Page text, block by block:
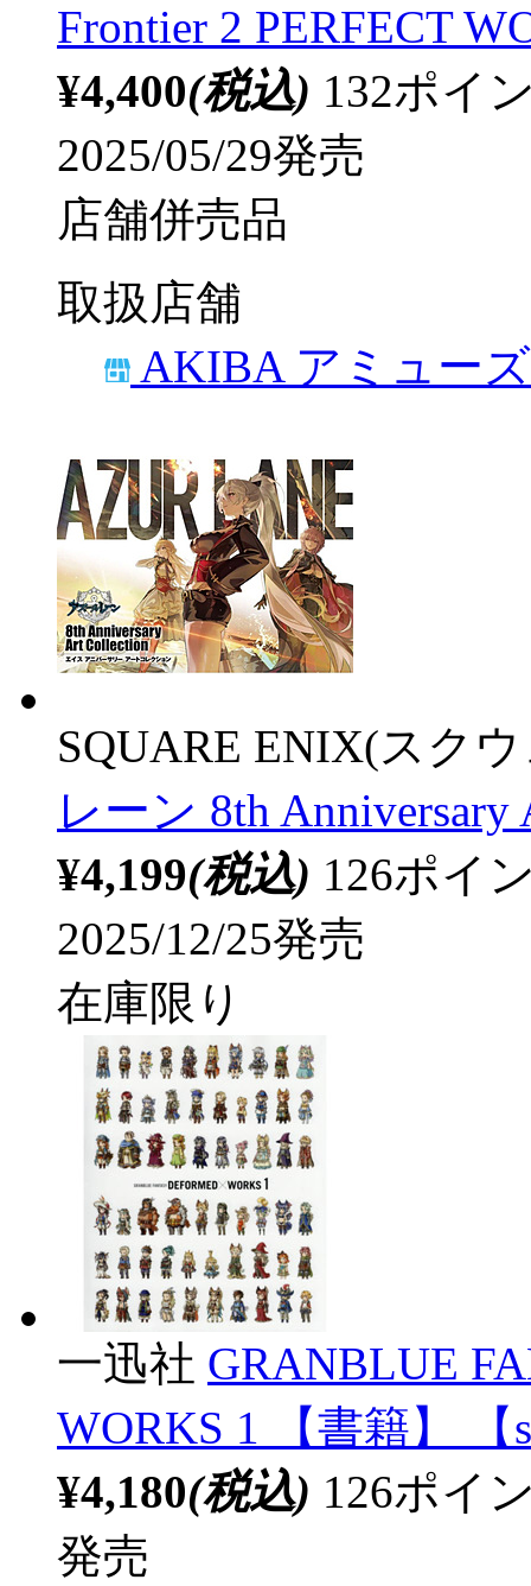
Frontier 2 PERFECT
¥4,400(税込) 132ポイ
2025/05/29発売
店舗併売品
取扱店舗
AKIBA アミュー
SQUARE ENIX(スク
レーン 8th Anniversary
¥4,199(税込) 126ポイ
2025/12/25発売
在庫限り
一迅社 GRANBLUE
WORKS 1 【書籍】 【
¥4,180(税込) 126ポイ
発売